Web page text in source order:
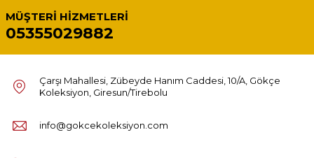
MÜŞTERI HIZMETLERI
05355029882
Çarşı Mahallesi, Zübeyde Hanım Caddesi, 10/A, Gökçe
Koleksiyon, Giresun/Tirebolu
info@gokcekoleksiyon.com